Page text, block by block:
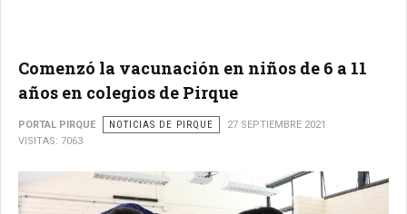
Comenzó la vacunación en niños de 6 a 11
años en colegios de Pirque
PORTAL PIRQUE NOTICIAS DE PIRQUE
27 SEPTIEMBRE 2021
VISITAS: 7063